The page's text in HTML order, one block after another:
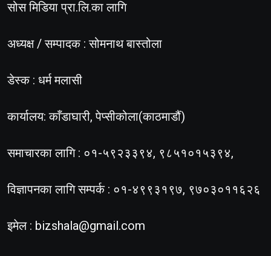
सोस मिडिया प्रा.लि.का लागि
अध्यक्ष / सम्पादक : सोमनाथ बास्तोला
डेस्क : धर्म मलासी
कार्यालय: काँडाघारी, पेप्सीकोला(काठमाडौं)
समाचारका लागि : ०१-५९२३३९४, ९८५१०१५३९४,
विज्ञापनका लागि सम्पर्क : ०१-४९९३१९७, ९७०३०११६२६
इमेल : bizshala@gmail.com